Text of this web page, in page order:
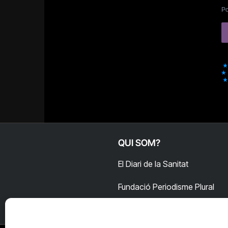
QUI SOM?
El Diari de la Sanitat
Fundació Periodisme Plural